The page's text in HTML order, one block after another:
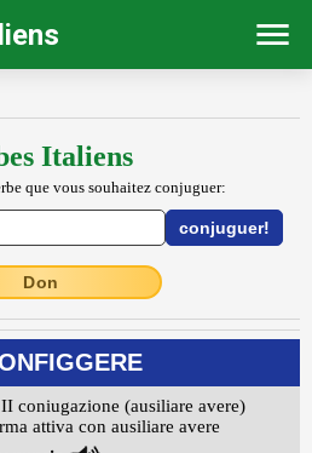
Italiens
que vous souhaitez conjuguer:
Don
coniugazione (ausiliare avere)
attiva con ausiliare avere